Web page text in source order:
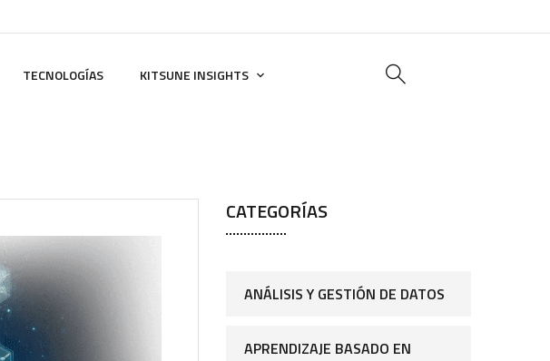
TECNOLOGÍAS KITSUNE INSIGHTS
CATEGORÍAS
ANÁLISIS Y GESTIÓN DE DATOS
APRENDIZAJE BASADO EN